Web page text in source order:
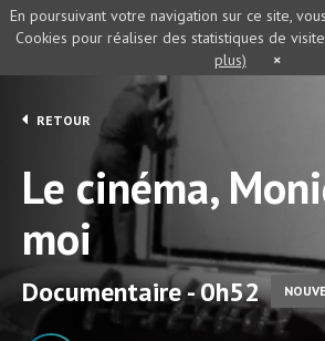
RETOUR
Le cinéma,
moi
Documentaire - 0h52
En poursuivant votre navigation sur ce site,
Cookies pour réaliser des statistiques de
plus)
×